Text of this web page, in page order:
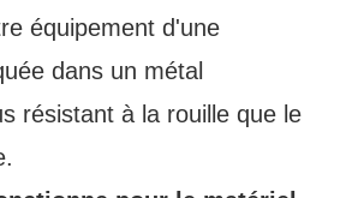
équipement d'une
dans un métal
résistant à la rouille que le